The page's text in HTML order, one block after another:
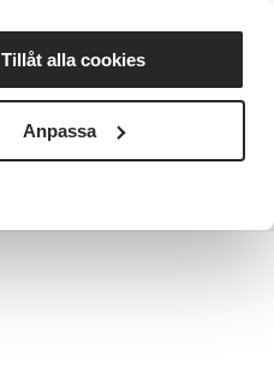
Tillåt alla cookies
Anpassa
Nyheter Avdelningar